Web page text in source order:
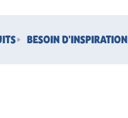
BESOIN D'INSPIRATION